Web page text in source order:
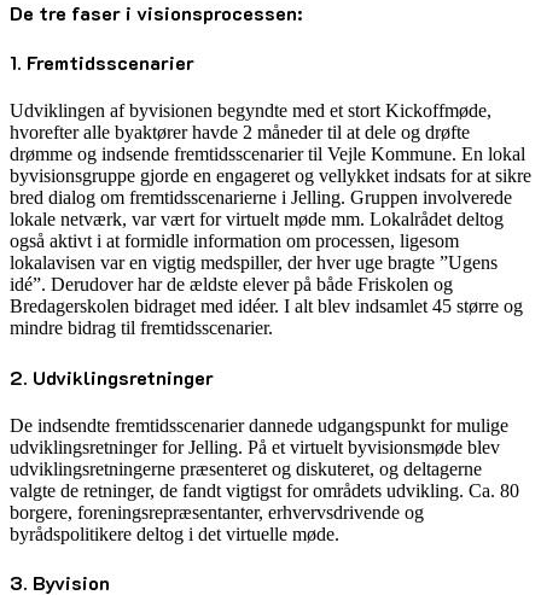
De tre faser i visionsprocessen:
1. Fremtidsscenarier
Udviklingen af byvisionen begyndte med et stort Kickoffmøde,
hvorefter alle byaktører havde 2 måneder til at dele og drøfte
drømme og indsende fremtidsscenarier til Vejle Kommune. En lokal
byvisionsgruppe gjorde en engageret og vellykket indsats for at sikre
bred dialog om fremtidsscenarierne i Jelling. Gruppen involverede
lokale netværk, var vært for virtuelt møde mm. Lokalrådet deltog
også aktivt i at formidle information om processen, ligesom
lokalavisen var en vigtig medspiller, der hver uge bragte ”Ugens
idé”. Derudover har de ældste elever på både Friskolen og
Bredagerskolen bidraget med idéer. I alt blev indsamlet 45 større og
mindre bidrag til fremtidsscenarier.
2. Udviklingsretninger
De indsendte fremtidsscenarier dannede udgangspunkt for mulige
udviklingsretninger for Jelling. På et virtuelt byvisionsmøde blev
udviklingsretningerne præsenteret og diskuteret, og deltagerne
valgte de retninger, de fandt vigtigst for områdets udvikling. Ca. 80
borgere, foreningsrepræsentanter, erhvervsdrivende og
byrådspolitikere deltog i det virtuelle møde.
3. Byvision